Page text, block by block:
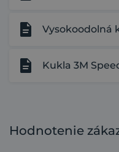
Vysokoodolná
Kukla 3M
Hodnotenie